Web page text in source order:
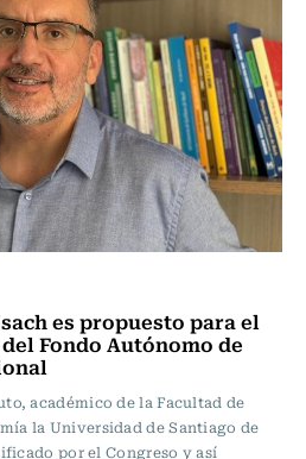
es propuesto para el
Fondo Autónomo de
académico de la Facultad de
la Universidad de Santiago de
por el Congreso y así